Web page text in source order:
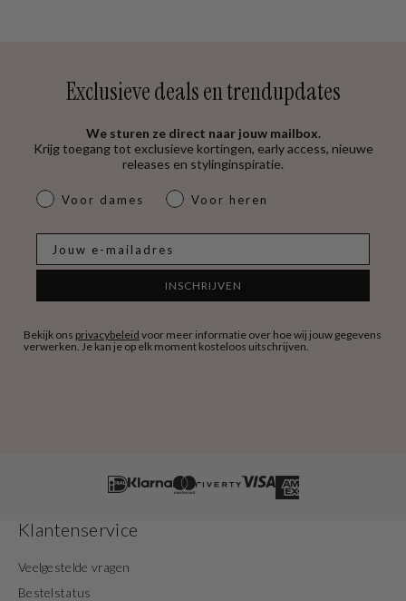
Exclusieve deals en trendupdates
We sturen ze direct naar jouw mailbox.
Krijg toegang tot exclusieve kortingen, early access, nieuwe
releases en stylinginspiratie.
dames & heren
Voor dames Voor heren
INSCHRIJVEN
Bekijk ons privacybeleid voor meer informatie over hoe wij jouw gegevens
verwerken. Je kan je op elk moment kosteloos uitschrijven.
Klantenservice
Veelgestelde vragen
Bestelstatus